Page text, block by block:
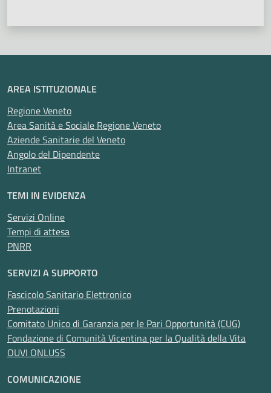
AREA ISTITUZIONALE
Regione Veneto
Area Sanità e Sociale Regione Veneto
Aziende Sanitarie del Veneto
Angolo del Dipendente
Intranet
TEMI IN EVIDENZA
Servizi Online
Tempi di attesa
PNRR
SERVIZI A SUPPORTO
Fascicolo Sanitario Elettronico
Prenotazioni
Comitato Unico di Garanzia per le Pari Opportunità (CUG)
Fondazione di Comunità Vicentina per la Qualità della Vita
OUVI ONLUSS
COMUNICAZIONE